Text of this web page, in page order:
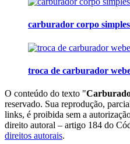
carburador corpo
troca de carburador
O conteúdo do texto "
reservado. Sua reprodução,
links, é proibida sem a
direito autoral – artigo 184 do
direitos autorais.